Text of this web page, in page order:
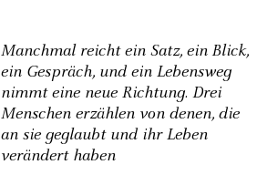
Manchmal reicht ein Satz, ein Blick,
ein Gespräch, und ein Lebensweg
nimmt eine neue Richtung. Drei
Menschen erzählen von denen, die
an sie geglaubt und ihr Leben
verändert haben